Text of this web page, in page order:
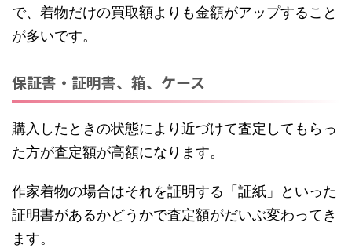
で、着物だけの買取額よりも金額がアップすること
が多いです。
保証書・証明書、箱、ケース
購入したときの状態により近づけて査定してもらっ
た方が査定額が高額になります。
作家着物の場合はそれを証明する「証紙」といった
証明書があるかどうかで査定額がだいぶ変わってき
ます。